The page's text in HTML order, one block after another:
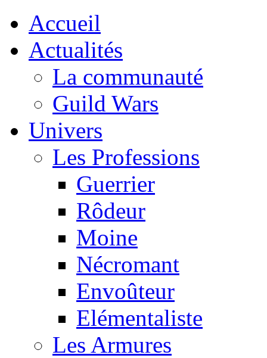
Accueil
Actualités
La communauté
Guild Wars
Univers
Les Professions
Guerrier
Rôdeur
Moine
Nécromant
Envoûteur
Elémentaliste
Les Armures